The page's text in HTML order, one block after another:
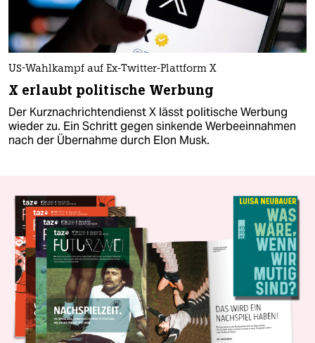
US-Wahlkampf auf Ex-Twitter-Plattform X
X erlaubt politische Werbung
Der Kurznachrichtendienst X lässt politische Werbung
wieder zu. Ein Schritt gegen sinkende Werbeeinnahmen
nach der Übernahme durch Elon Musk.